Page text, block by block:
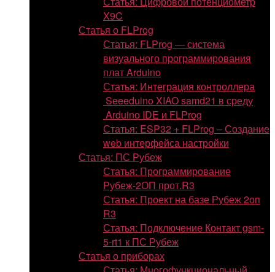
X9C
Статья о FLProg
Статья: FLProg — система
визуального программирования
плат Arduino
Статья: Интеграция контроллера
Seeeduino XIAO samd21 в среду
Arduino IDE и FLProg
Статья: ESP32 + FLProg – Создание
web интерфейса настройки
Статья: ПС Рубеж
Статья: Программирование
Рубеж-2ОП прот.R3
Статья: Проект на базе Рубеж 2оп
R3
Статья: Подключение Контакт gsm-
5-rt1 к ПС Рубеж
Статья о приборах